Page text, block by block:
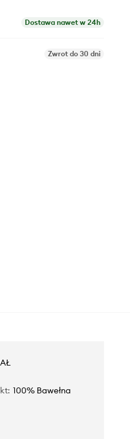
Dostawa nawet w 24h
Zwrot do 30 dni
: 100% Bawełna